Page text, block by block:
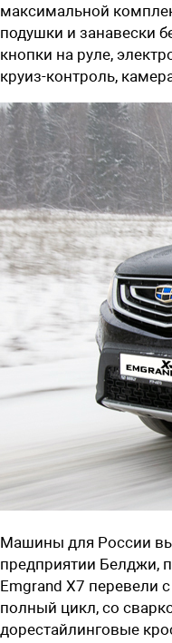
максимальной
подушки и занавески
кнопки на руле,
круиз-контроль,
Машины для России
предприятии Белджи,
Emgrand X7 перевели
полный цикл, со
дорестайлинговые